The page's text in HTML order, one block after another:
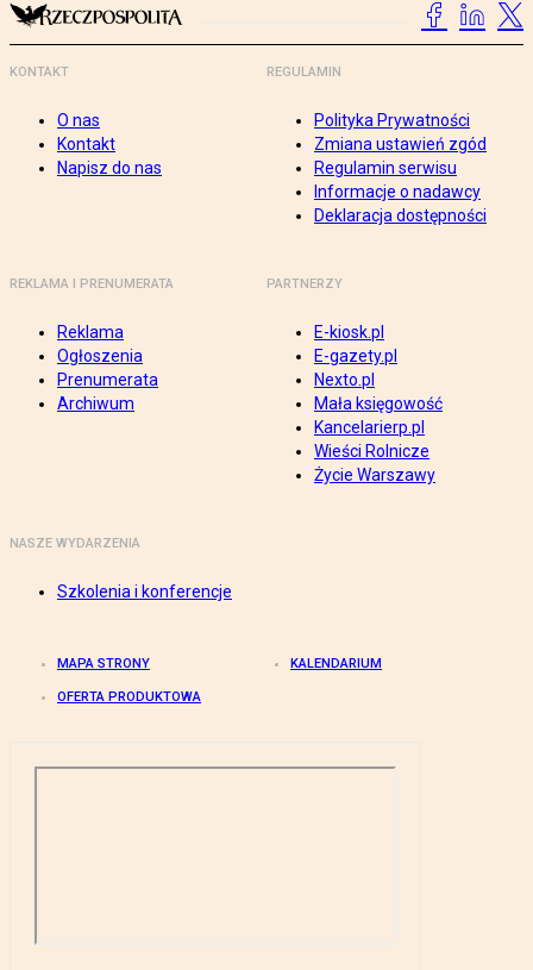
KONTAKT
O nas
Kontakt
Napisz do nas
REGULAMIN
Polityka Prywatności
Zmiana ustawień zgód
Regulamin serwisu
Informacje o nadawcy
Deklaracja dostępności
REKLAMA I PRENUMERATA
Reklama
Ogłoszenia
Prenumerata
Archiwum
PARTNERZY
E-kiosk.pl
E-gazety.pl
Nexto.pl
Mała księgowość
Kancelarierp.pl
Wieści Rolnicze
Życie Warszawy
NASZE WYDARZENIA
Szkolenia i konferencje
MAPA STRONY KALENDARIUM
OFERTA PRODUKTOWA